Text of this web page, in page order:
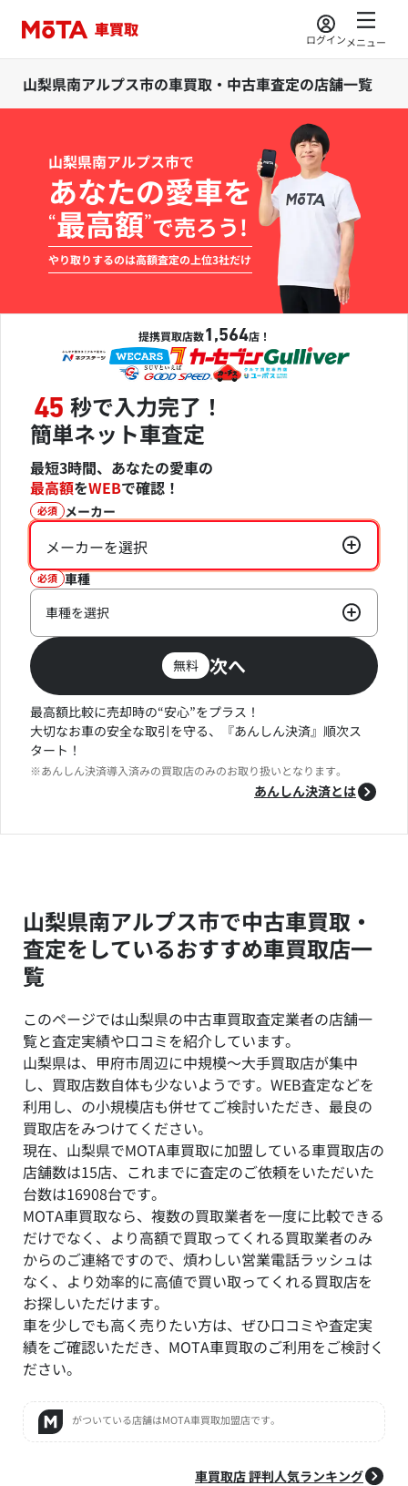
ログインメニュー
山梨県南アルプス市の車買取・中古車査定の店舗一覧
山梨県南アルプス市で
あなたの愛車を
“最高額”で売ろう!
やり取りするのは高額査定の上位3社だけ
提携買取店数1,564店！
45 秒で入力完了！
簡単ネット車査定
最短3時間、あなたの愛車の
最高額をWEBで確認！
必須 メーカー
メーカーを選択
必須 車種
車種を選択
無料 次へ
最高額比較に売却時の“安心”をプラス！
大切なお車の安全な取引を守る、『あんしん決済』順次ス
タート！
※あんしん決済導入済みの買取店のみのお取り扱いとなります。
あんしん決済とは
山梨県南アルプス市で中古車買取・
査定をしているおすすめ車買取店一
覧
このページでは山梨県の中古車買取査定業者の店舗一
覧と査定実績や口コミを紹介しています。
山梨県は、甲府市周辺に中規模～大手買取店が集中
し、買取店数自体も少ないようです。WEB査定などを
利用し、の小規模店も併せてご検討いただき、最良の
買取店をみつけてください。
現在、山梨県でMOTA車買取に加盟している車買取店の
店舗数は15店、これまでに査定のご依頼をいただいた
台数は16908台です。
MOTA車買取なら、複数の買取業者を一度に比較できる
だけでなく、より高額で買取ってくれる買取業者のみ
からのご連絡ですので、煩わしい営業電話ラッシュは
なく、より効率的に高値で買い取ってくれる買取店を
お探しいただけます。
車を少しでも高く売りたい方は、ぜひ口コミや査定実
績をご確認いただき、MOTA車買取のご利用をご検討く
ださい。
がついている店舗はMOTA車買取加盟店です。
車買取店 評判人気ランキング